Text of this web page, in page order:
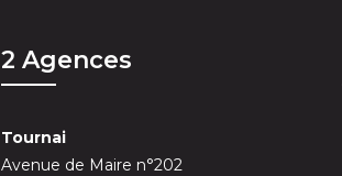
2 Agences
Tournai
Avenue de Maire n°202